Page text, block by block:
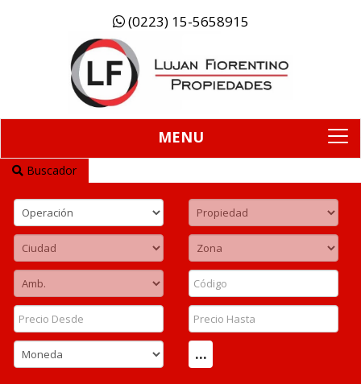
(0223) 15-5658915
MENU
Buscador
...